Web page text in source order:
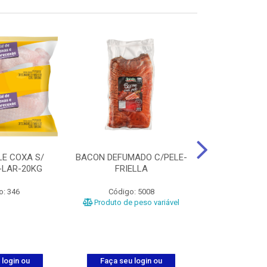
COXA S/
20KG
346
login ou
BACON DEFUMADO C/PELE-
FRIELLA
Código: 5008
Produto de peso variável
Faça seu login ou